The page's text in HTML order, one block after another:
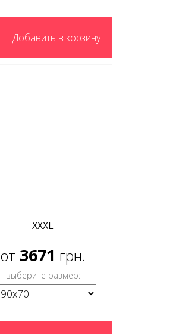
Добавить в корзину
XXXL
от 3671 грн.
выберите размер: